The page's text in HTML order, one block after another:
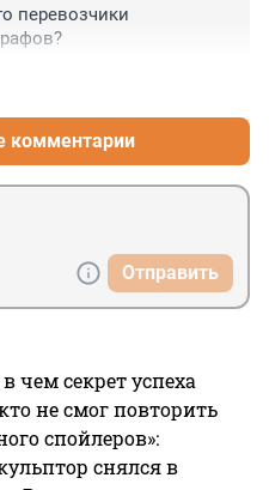
перевозчики
комментарии
Отправить
чем секрет успеха
не смог повторить
спойлеров»:
снялся в